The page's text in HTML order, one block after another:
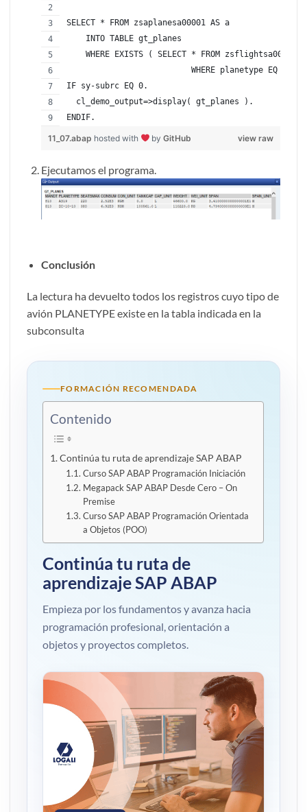
SELECT * FROM zsaplanesa00001 AS a
    INTO TABLE gt_planes
    WHERE EXISTS ( SELECT * FROM zsflightsa00001
WHERE planetype EQ
IF sy-subrc EQ 0.
  cl_demo_output=>display( gt_planes ).
ENDIF.
view raw
11_07.abap hosted with byGitHub
Ejecutamos el programa.
Conclusión
La lectura ha devuelto todos los registros cuyo tipo de
avión PLANETYPE existe en la tabla indicada en la
subconsulta
FORMACIÓN RECOMENDADA
Contenido
Continúa tu ruta de aprendizaje SAP ABAP
Curso SAP ABAP Programación Iniciación
Megapack SAP ABAP Desde Cero – On
Premise
Curso SAP ABAP Programación Orientada
a Objetos (POO)
Continúa tu ruta de
aprendizaje SAP ABAP
Empieza por los fundamentos y avanza hacia
programación profesional, orientación a
objetos y proyectos completos.